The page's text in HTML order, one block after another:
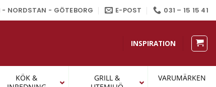
- NORDSTAN - GÖTEBORG E-POST 031 – 15 15 41
INSPIRATION
KÖK &
GRILL &
VARUMÄRKEN